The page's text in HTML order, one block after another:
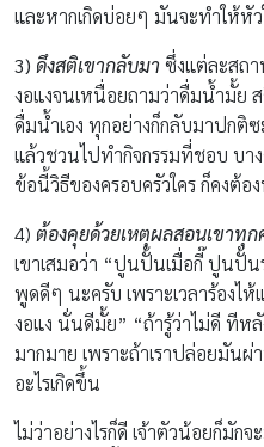
และหากเกิดบ่อยๆ มันจะทำให้หั
3) ดึงสติเขากลับมา ซึ่งแต่ละสถ
งอแงจนเหนื่อยถามว่าดื่มน้ำมั้ย
ดื่มน้ำเอง ทุกอย่างก็กลับมาปกติ
แล้วชวนไปทำกิจกรรมที่ชอบ บา
ข้อนี้วิธีของครอบครัวใคร ก็คงต้อง
4) ต้องคุยด้วยเหตุผลสอนเขาทุก
เขาเสมอว่า “ปูนปั้นเมื่อกี๊ ปูนปั้
พูดดีๆ นะครับ เพราะเวลาร้องไ
งอแง นั่นดีมั้ย” “ถ้ารู้ว่าไม่ดี ทีห
มากมาย เพราะถ้าเราปล่อยมันผ่
อะไรเกิดขึ้น
ไม่ว่าอย่างไรก็ดี เจ้าตัวน้อยก็มัก